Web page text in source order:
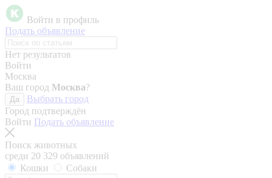
Войти в профиль
Подать объявление
Нет результатов
Войти
Москва
Ваш город Москва?
Да
Выбрать город
Город подтверждён
Войти Подать объявление
Поиск животных
среди 20 329 объявлений
Кошки
Собаки